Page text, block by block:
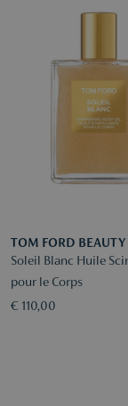
TOM FORD BEAUTY
Soleil Blanc Huile
pour le Corps
€ 110,00